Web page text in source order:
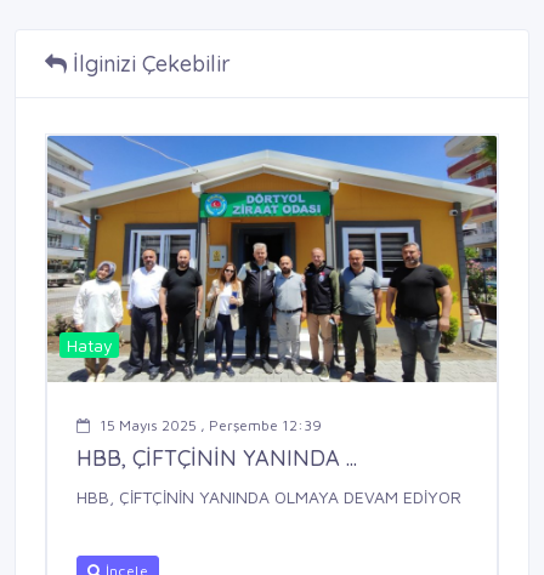
İlginizi Çekebilir
Hatay
15 Mayıs 2025 , Perşembe 12:39
HBB, ÇİFTÇİNİN YANINDA ...
HBB, ÇİFTÇİNİN YANINDA OLMAYA DEVAM EDİYOR
İncele